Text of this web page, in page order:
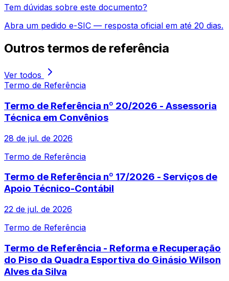
Tem dúvidas sobre este documento?
Abra um pedido e-SIC — resposta oficial em até 20 dias.
Outros termos de referência
Ver todos
Termo de Referência
Termo de Referência nº 20/2026 - Assessoria
Técnica em Convênios
28 de jul. de 2026
Termo de Referência
Termo de Referência nº 17/2026 - Serviços de
Apoio Técnico-Contábil
22 de jul. de 2026
Termo de Referência
Termo de Referência - Reforma e Recuperação
do Piso da Quadra Esportiva do Ginásio Wilson
Alves da Silva